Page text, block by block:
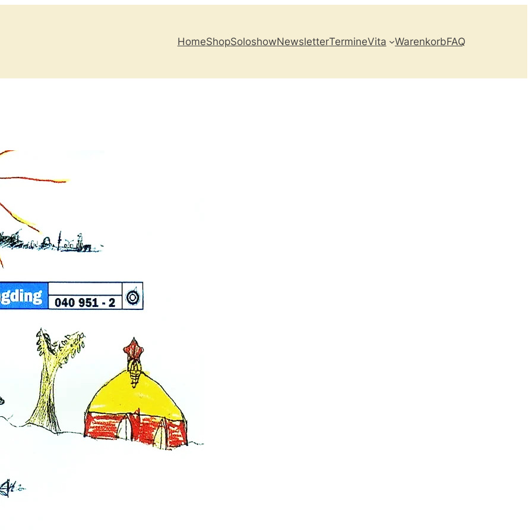
HomeShopSoloshowNewsletterTermineVita WarenkorbFAQ